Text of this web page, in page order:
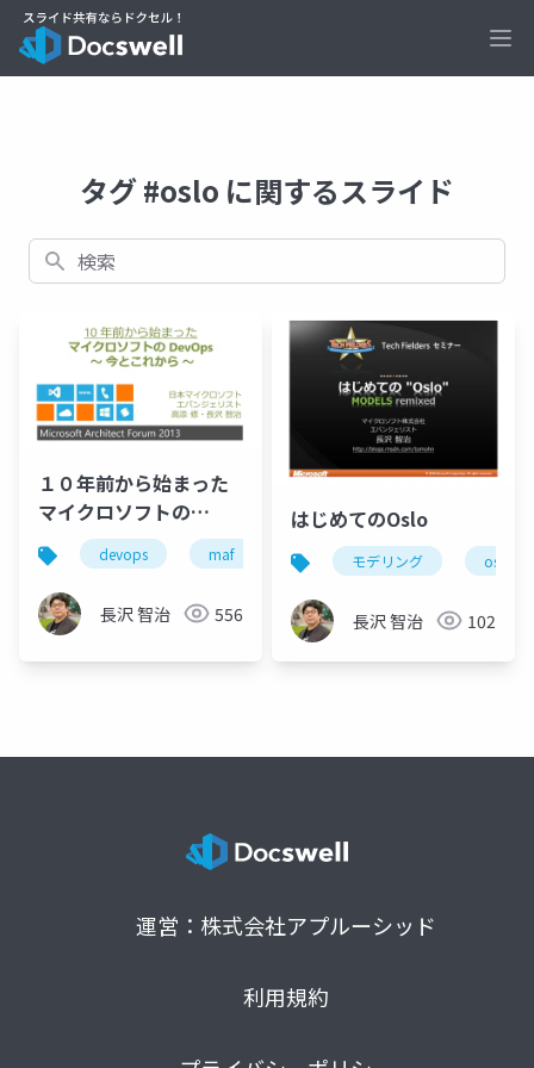
タグ #oslo に関するスライド
検索
１０年前から始まった
マイクロソフトの
DevOps～今とこれから
～
devops maf architect forum visual
長沢 智治 556
はじめてのOslo
モデリング oslo
長沢 智治 102
運営：株式会社アプルーシッド
利用規約